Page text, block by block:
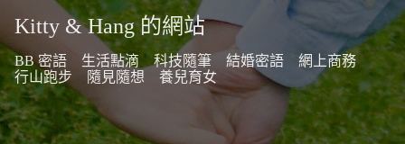
Kitty & Hang 的網站
BB 密語 生活點滴 科技隨筆 結婚密語
網上商務
行山跑步
隨見隨想 養兒育女